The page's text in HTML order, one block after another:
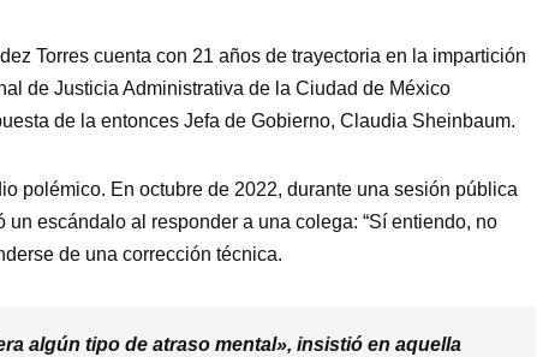
Torres cuenta con 21 años de trayectoria en la impartición
de Justicia Administrativa de la Ciudad de México
de la entonces Jefa de Gobierno, Claudia Sheinbaum.
polémico. En octubre de 2022, durante una sesión pública
escándalo al responder a una colega: “Sí entiendo, no
de una corrección técnica.
algún tipo de atraso mental», insistió en aquella